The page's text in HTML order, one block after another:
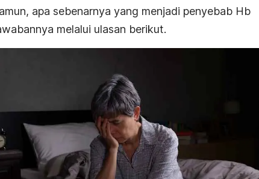
apa sebenarnya yang menjadi penyebab Hb
melalui ulasan berikut.